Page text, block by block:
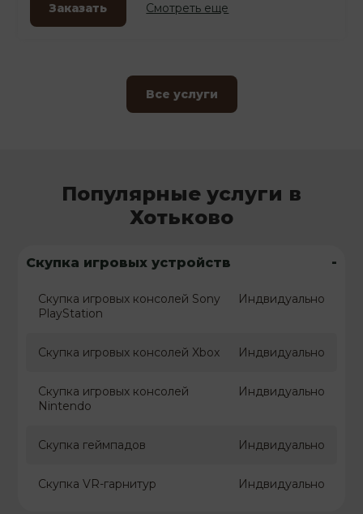
Заказать Смотреть еще
Все услуги
Популярные услуги в
Хотьково
Скупка игровых устройств -
Скупка игровых консолей Sony
PlayStation
Индвидуально
Скупка игровых консолей Xbox Индвидуально
Скупка игровых консолей
Nintendo
Индвидуально
Скупка геймпадов Индвидуально
Скупка VR-гарнитур Индвидуально